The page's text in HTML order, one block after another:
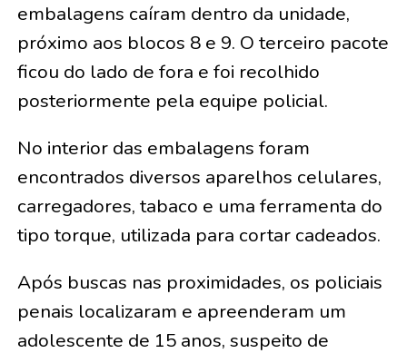
embalagens caíram dentro da unidade,
próximo aos blocos 8 e 9. O terceiro pacote
ficou do lado de fora e foi recolhido
posteriormente pela equipe policial.
No interior das embalagens foram
encontrados diversos aparelhos celulares,
carregadores, tabaco e uma ferramenta do
tipo torque, utilizada para cortar cadeados.
Após buscas nas proximidades, os policiais
penais localizaram e apreenderam um
adolescente de 15 anos, suspeito de